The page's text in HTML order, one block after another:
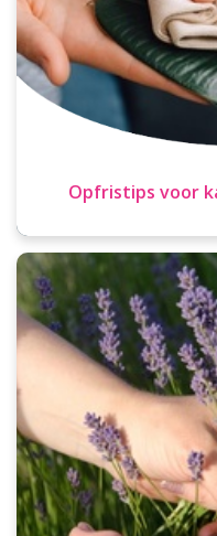
Opfristips voor